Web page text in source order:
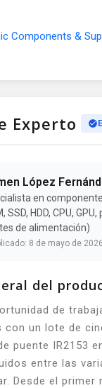
Components &
Experto
López
en
SSD, HDD, CPU,
de alimentación)
8 de mayo de 2026
del
de
con un lote de
puente IR2153
entre las
Desde el primer